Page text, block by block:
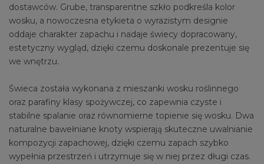
dostawców. Grube, transparentne szkło podkreśla kolor
wosku, a nowoczesna etykieta o wyrazistym designie
oddaje charakter zapachu i nadaje świecy dopracowany,
estetyczny wygląd, dzięki czemu doskonale prezentuje się
we wnętrzu.
Świeca została wykonana z mieszanki wosku roślinnego
oraz parafiny klasy spożywczej, co zapewnia czyste i
stabilne spalanie oraz równomierne topienie się wosku. Dwa
naturalne bawełniane knoty wspierają skuteczne uwalnianie
kompozycji zapachowej, dzięki czemu zapach szybko
wypełnia przestrzeń i utrzymuje się w niej przez długi czas.